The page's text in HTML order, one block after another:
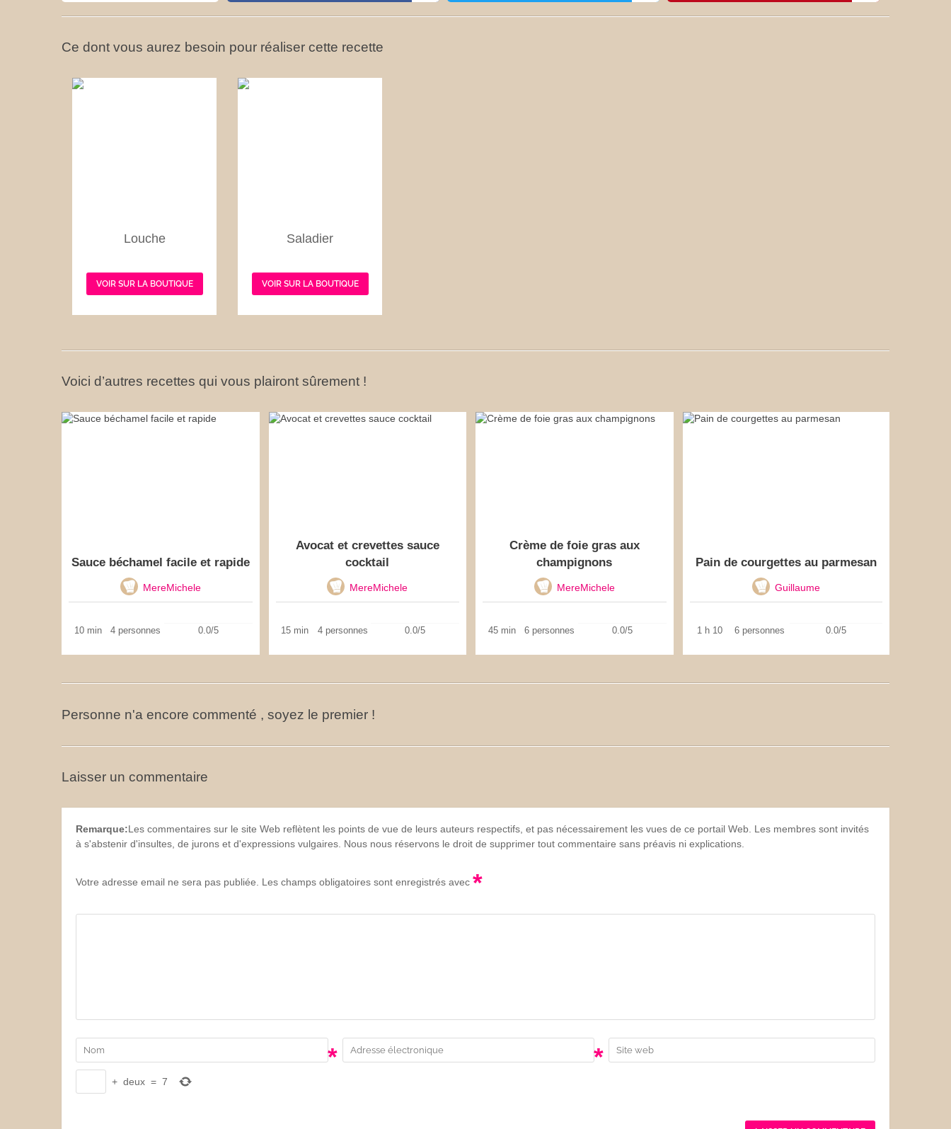
Ce dont vous aurez besoin pour réaliser cette recette
Louche
VOIR SUR LA BOUTIQUE
Saladier
VOIR SUR LA BOUTIQUE
Voici d’autres recettes qui vous plairont sûrement !
Sauce béchamel facile et rapide
MereMichele
10 min 4 personnes 0.0/5
Avocat et crevettes sauce
cocktail
MereMichele
15 min 4 personnes 0.0/5
Crème de foie gras aux
champignons
MereMichele
45 min 6 personnes 0.0/5
Pain de courgettes au parmesan
Guillaume
1 h 10 6 personnes 0.0/5
Personne n'a encore commenté , soyez le premier !
Laisser un commentaire
Remarque:Les commentaires sur le site Web reflètent les points de vue de leurs auteurs respectifs, et pas nécessairement les vues de ce portail Web. Les membres sont invités
à s'abstenir d'insultes, de jurons et d'expressions vulgaires. Nous nous réservons le droit de supprimer tout commentaire sans préavis ni explications.
Votre adresse email ne sera pas publiée. Les champs obligatoires sont enregistrés avec *
* *
+ deux = 7